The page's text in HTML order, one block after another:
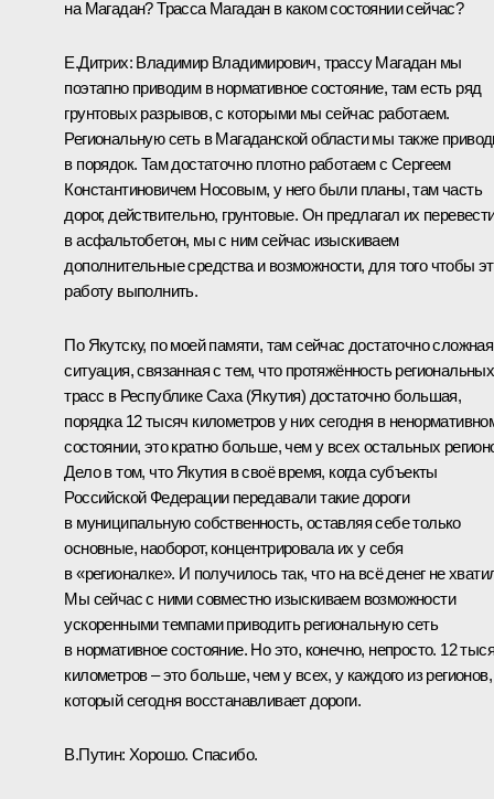
на Магадан? Трасса Магадан в каком состоянии сейчас?
Е.Дитрих: Владимир Владимирович, трассу Магадан мы
поэтапно приводим в нормативное состояние, там есть ряд
грунтовых разрывов, с которыми мы сейчас работаем.
Региональную сеть в Магаданской области мы также
в порядок. Там достаточно плотно работаем с Сергеем
Константиновичем Носовым, у него были планы, там часть
дорог, действительно, грунтовые. Он предлагал их
в асфальтобетон, мы с ним сейчас изыскиваем
дополнительные средства и возможности, для того чтобы
работу выполнить.
По Якутску, по моей памяти, там сейчас достаточно сложная
ситуация, связанная с тем, что протяжённость региональных
трасс в Республике Саха (Якутия) достаточно большая,
порядка 12 тысяч километров у них сегодня в
состоянии, это кратно больше, чем у всех остальных
Дело в том, что Якутия в своё время, когда субъекты
Российской Федерации передавали такие дороги
в муниципальную собственность, оставляя себе только
основные, наоборот, концентрировала их у себя
в «регионалке». И получилось так, что на всё денег не
Мы сейчас с ними совместно изыскиваем возможности
ускоренными темпами приводить региональную сеть
в нормативное состояние. Но это, конечно, непросто. 12
километров – это больше, чем у всех, у каждого из регионов,
который сегодня восстанавливает дороги.
В.Путин: Хорошо. Спасибо.